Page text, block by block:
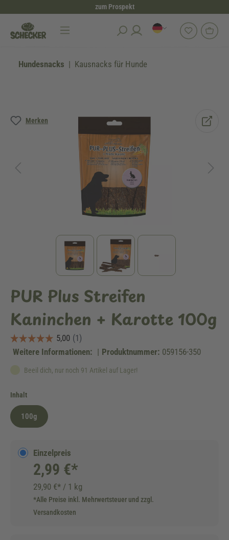
zum Prospekt
Hundesnacks Kausnacks für Hunde
Merken
Bildergalerie überspringen
PUR Plus Streifen
Kaninchen + Karotte 100g
Weitere Informationen: | Produktnummer: 059156-350
Beeil dich, nur noch 91 Artikel auf Lager!
Inhaltauswählen
100g
Einzelpreis
2,99 €*
29,90 €* / 1 kg
*Alle Preise inkl. Mehrwertsteuer und zzgl.
Versandkosten